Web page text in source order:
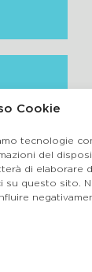
Cookie
tecnologie
del
di elaborare
su questo sito.
P.IVA